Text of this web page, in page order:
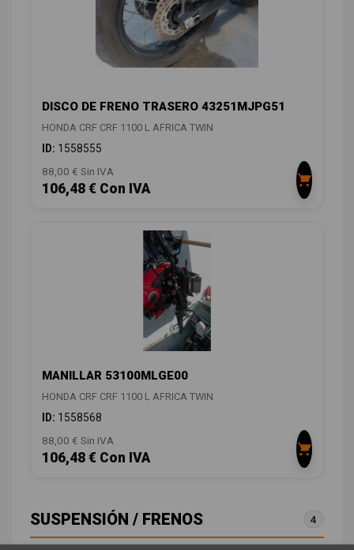
DISCO DE FRENO TRASERO 43251MJPG51
HONDA CRF CRF 1100 L AFRICA TWIN
ID: 1558555
88,00 € Sin IVA
106,48 € Con IVA
MANILLAR 53100MLGE00
HONDA CRF CRF 1100 L AFRICA TWIN
ID: 1558568
88,00 € Sin IVA
106,48 € Con IVA
SUSPENSIÓN / FRENOS 4